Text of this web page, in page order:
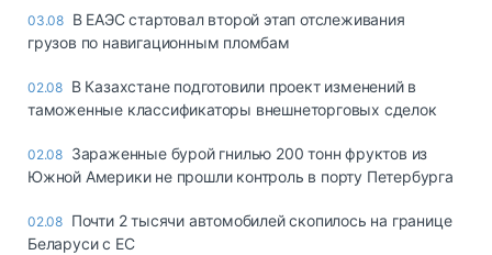
03.08 В ЕАЭС стартовал второй этап отслеживания
грузов по навигационным пломбам
02.08 В Казахстане подготовили проект изменений в
таможенные классификаторы внешнеторговых сделок
02.08 Зараженные бурой гнилью 200 тонн фруктов из
Южной Америки не прошли контроль в порту Петербурга
02.08 Почти 2 тысячи автомобилей скопилось на границе
Беларуси с ЕС